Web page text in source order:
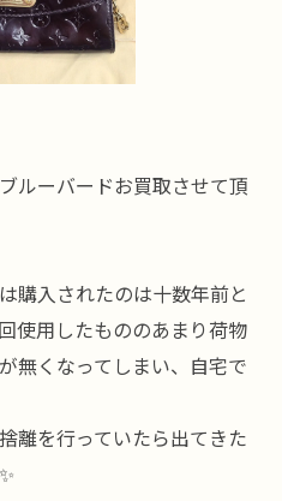
ルーバードお買取させて頂
購入されたのは十数年前と
使用したもののあまり荷物
無くなってしまい、自宅で
離を行っていたら出てきた